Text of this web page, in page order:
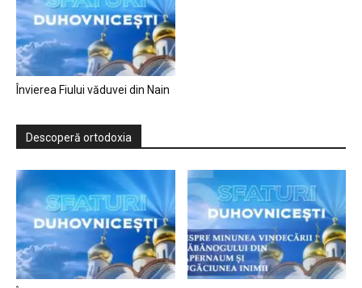
Învierea Fiului văduvei din Nain
Descoperă ortodoxia